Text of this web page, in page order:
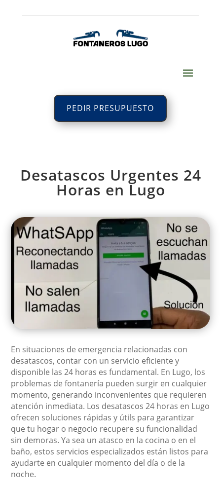
PEDIR PRESUPUESTO
Desatascos Urgentes 24
Horas en Lugo
En situaciones de emergencia relacionadas con
desatascos, contar con un servicio eficiente y
disponible las 24 horas es fundamental. En Lugo, los
problemas de fontanería pueden surgir en cualquier
momento, generando inconvenientes que requieren
atención inmediata. Los desatascos 24 horas en Lugo
ofrecen soluciones rápidas y útils para garantizar
que tu hogar o negocio recupere su funcionalidad
sin demoras. Ya sea un atasco en la cocina o en el
baño, estos servicios especializados están listos para
ayudarte en cualquier momento del día o de la
noche.